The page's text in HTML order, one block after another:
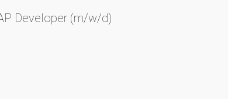
Developer (m/w/d)